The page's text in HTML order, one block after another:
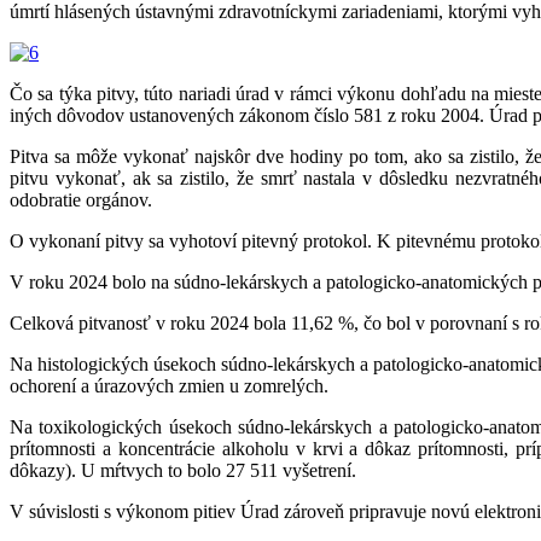
úmrtí hlásených ústavnými zdravotníckymi zariadeniami, ktorými
Čo sa týka pitvy, túto nariadi úrad v rámci výkonu dohľadu na
iných dôvodov ustanovených zákonom číslo 581 z roku 2004.
Pitva sa môže vykonať najskôr dve hodiny po tom, ako sa zistilo,
pitvu vykonať, ak sa zistilo, že smrť nastala v dôsledku
odobratie orgánov.
O vykonaní pitvy sa vyhotoví pitevný protokol. K pitevnému
V roku 2024 bolo na súdno-lekárskych a patologicko-
Celková pitvanosť v roku 2024 bola 11,62 %, čo bol v porovnaní s
Na histologických úsekoch súdno-lekárskych a patologicko-
ochorení a úrazových zmien u zomrelých.
Na toxikologických úsekoch súdno-lekárskych a patologicko-
prítomnosti a koncentrácie alkoholu v krvi a dôkaz prítomnosti,
dôkazy). U mŕtvych to bolo 27 511 vyšetrení.
V súvislosti s výkonom pitiev Úrad zároveň pripravuje novú